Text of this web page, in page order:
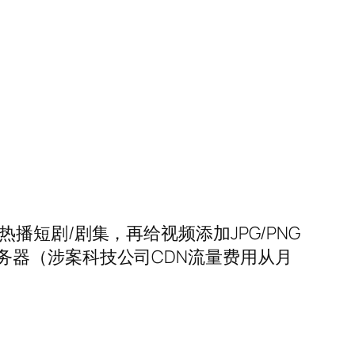
播短剧/剧集，再给视频添加JPG/PNG
（涉案科技公司CDN流量费用从月